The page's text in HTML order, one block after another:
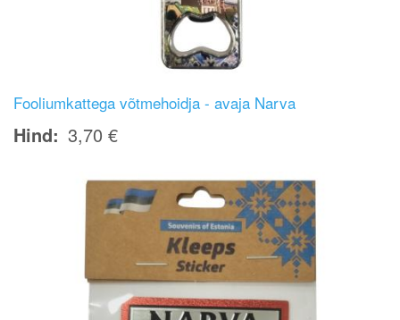
Fooliumkattega võtmehoidja - avaja Narva
Hind 3,70 €